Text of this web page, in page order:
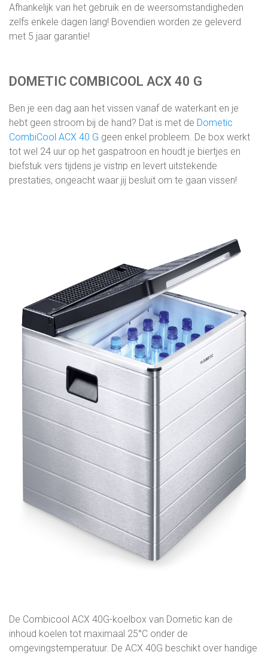
Afhankelijk van het gebruik en de weersomstandigheden
zelfs enkele dagen lang! Bovendien worden ze geleverd
met 5 jaar garantie!
DOMETIC COMBICOOL ACX 40 G
Ben je een dag aan het vissen vanaf de waterkant en je
hebt geen stroom bij de hand? Dat is met de Dometic
CombiCool ACX 40 G geen enkel probleem. De box werkt
tot wel 24 uur op het gaspatroon en houdt je biertjes en
biefstuk vers tijdens je vistrip en levert uitstekende
prestaties, ongeacht waar jij besluit om te gaan vissen!
De Combicool ACX 40G-koelbox van Dometic kan de
inhoud koelen tot maximaal 25°C onder de
omgevingstemperatuur. De ACX 40G beschikt over handige